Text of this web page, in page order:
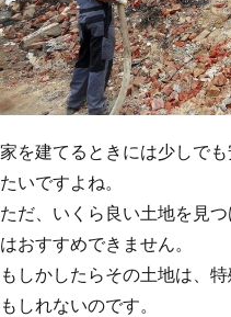
家を建てるときには少しで
たいですよね。
ただ、いくら良い土地を見
はおすすめできません。
もしかしたらその土地は、
もしれないのです。